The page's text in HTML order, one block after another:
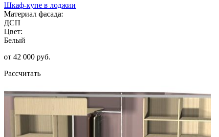
Шкаф-купе в лоджии
Материал фасада:
ДСП
Цвет:
Белый
от 42 000 руб.
Рассчитать